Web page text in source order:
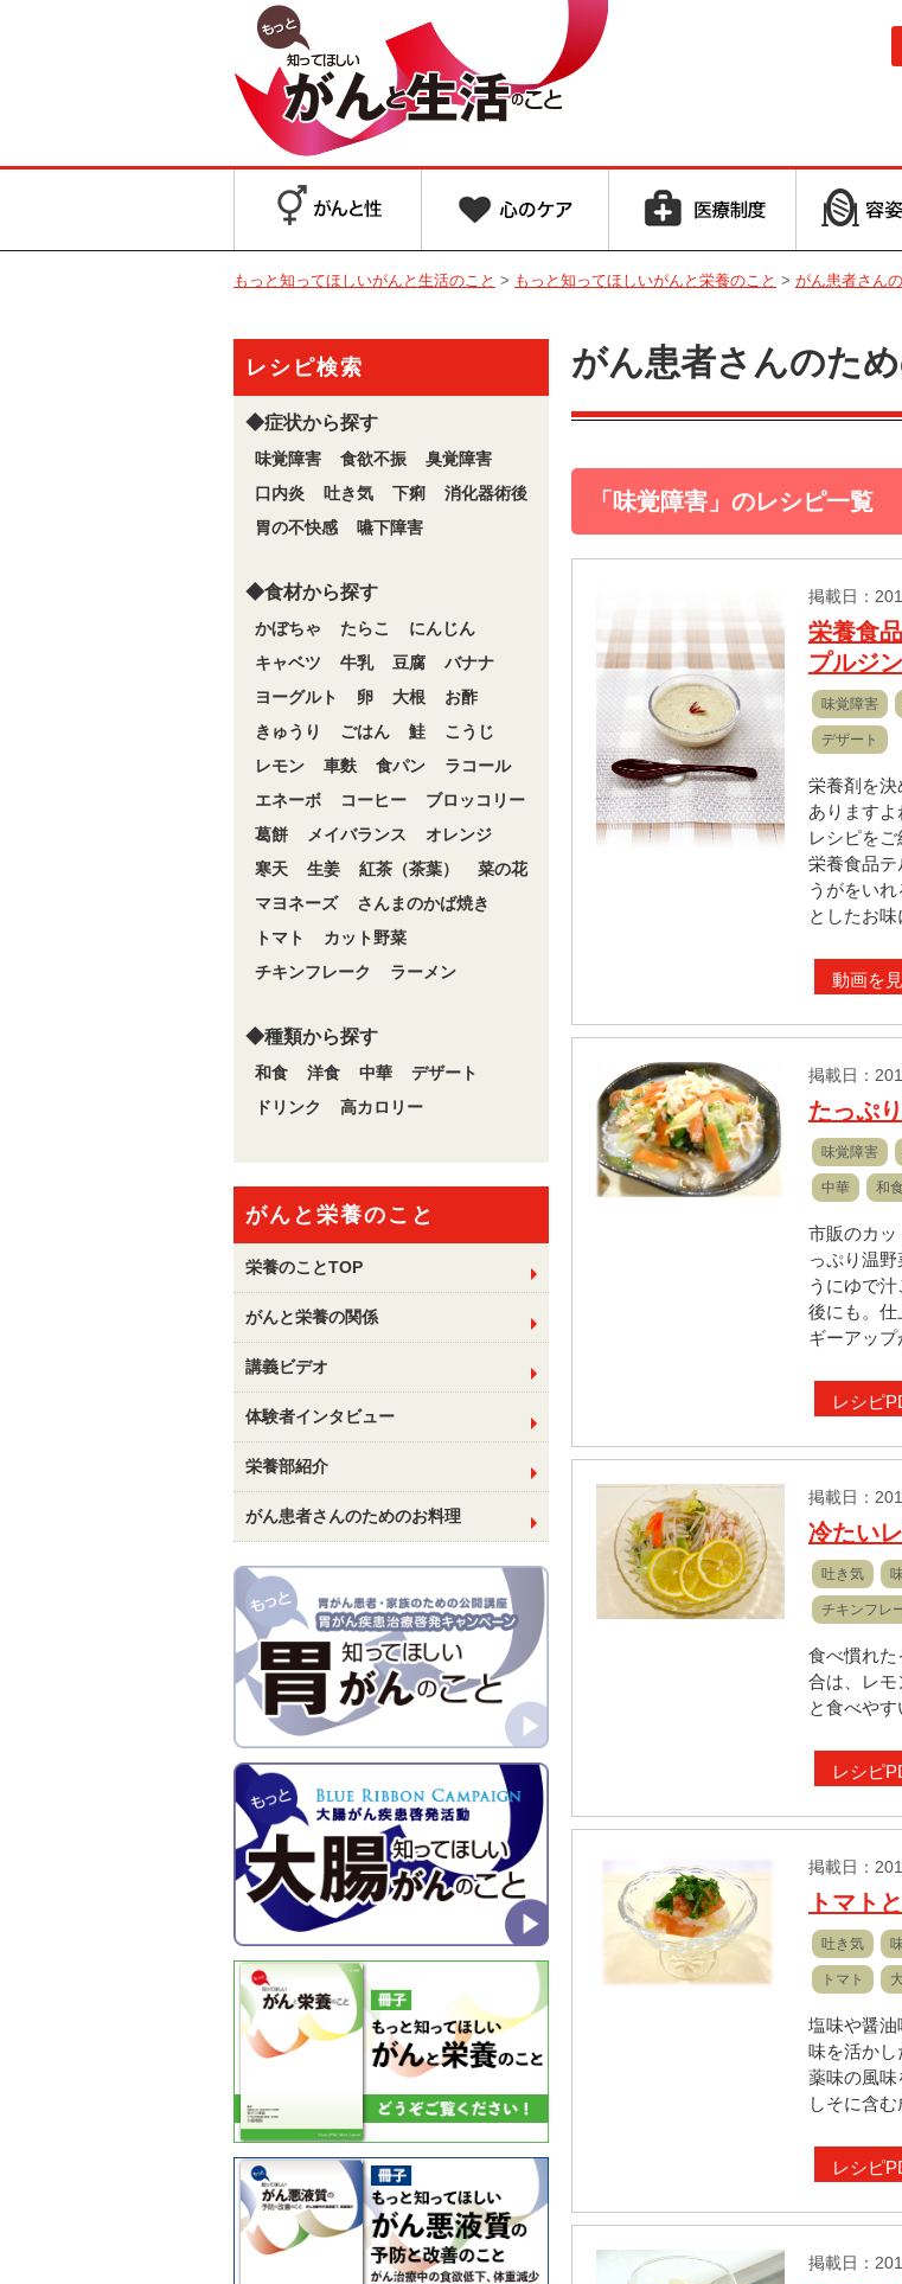
もっと知ってほしいがんと生活のこと > もっと知ってほしいがんと栄養のこと > がん患者さん
がん患者さんのた
「味覚障害」のレシピ一覧
掲載日：
栄養食
プルジ
味覚障害
デザート
栄養剤を
あります
レシピをご
栄養食品テ
うがをい
としたお味
動画を
掲載日：
たっぷ
味覚障害
中華 和食
市販のカッ
っぷり温
うにゆで
後にも。
ギーアップ
レシピ
掲載日：
冷たい
吐き気
チキンフレ
食べ慣れ
合は、レモ
と食べやす
レシピ
掲載日：
トマト
吐き気
トマト
塩味や醤
味を活かし
薬味の風味
しそに含
レシピ
掲載日：
レシピ検索
◆症状から探す
味覚障害 食欲不振
臭覚障害
口内炎
吐き気 下痢
消化器術後
胃の不快感
嚥下障害
◆食材から探す
かぼちゃ たらこ
にんじん
キャベツ
牛乳 豆腐
バナナ
ヨーグルト
卵 大根
お酢
きゅうり
ごはん 鮭
こうじ
レモン
車麩 食パン
ラコール
エネーボ
コーヒー
ブロッコリー
葛餅
メイバランス
オレンジ
寒天
生姜 紅茶（茶葉）
菜の花
マヨネーズ
さんまのかば焼き
トマト
カット野菜
チキンフレーク
ラーメン
◆種類から探す
和食 洋食 中華
デザート
ドリンク
高カロリー
がんと栄養のこと
栄養のことTOP
がんと栄養の関係
講義ビデオ
体験者インタビュー
栄養部紹介
がん患者さんのためのお料理